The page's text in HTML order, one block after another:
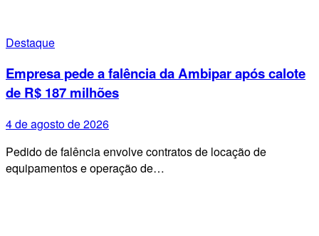
Destaque
Empresa pede a falência da Ambipar após calote
de R$ 187 milhões
4 de agosto de 2026
Pedido de falência envolve contratos de locação de
equipamentos e operação de…